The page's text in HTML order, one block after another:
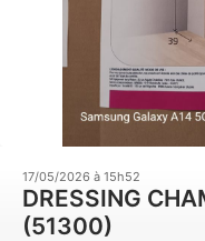
17/05/2026 à 15h52
DRESSING
(51300)